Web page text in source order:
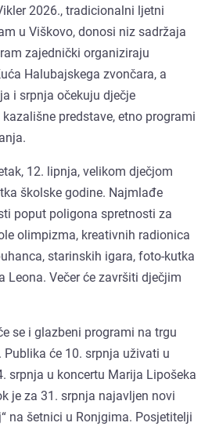
2026., tradicionalni ljetni
u Viškovo, donosi niz sadržaja
zajednički organiziraju
Halubajskega zvončara, a
i srpnja očekuju dječje
predstave, etno programi
12. lipnja, velikom dječjom
školske godine. Najmlađe
poput poligona spretnosti za
olimpizma, kreativnih radionica
starinskih igara, foto-kutka
Leona. Večer će završiti dječjim
se i glazbeni programi na trgu
Publika će 10. srpnja uživati u
srpnja u koncertu Marija Lipošeka
je za 31. srpnja najavljen novi
na šetnici u Ronjgima. Posjetitelji